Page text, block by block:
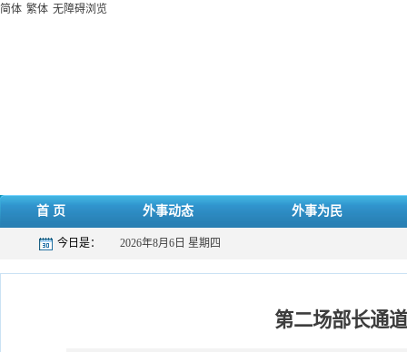
简体 繁体 无障碍浏览
首 页 外事动态 外事为民
今日是： 2026年8月6日 星期四
第二场部长通